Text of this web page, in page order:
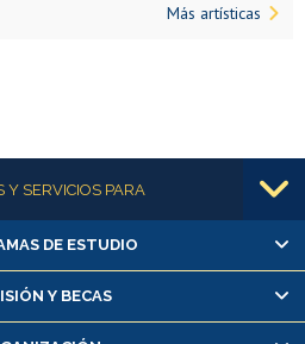
Más artísticas
Y SERVICIOS PARA
y exalumnas/os
en línea
de asignaturas
DE ESTUDIO
Y BECAS